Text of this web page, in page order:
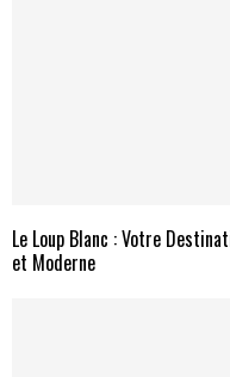
Le Loup Blanc : Votre
et Moderne